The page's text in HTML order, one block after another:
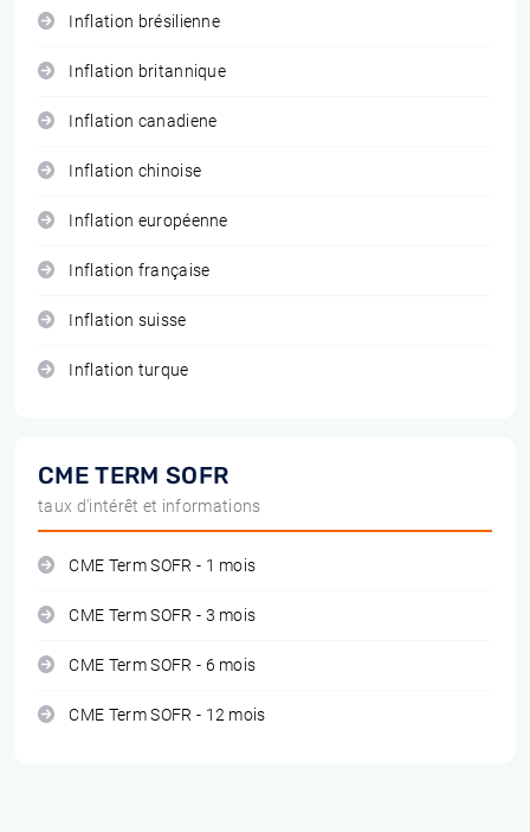
Inflation brésilienne
Inflation britannique
Inflation canadiene
Inflation chinoise
Inflation européenne
Inflation française
Inflation suisse
Inflation turque
CME TERM SOFR
taux d'intérêt et informations
CME Term SOFR - 1 mois
CME Term SOFR - 3 mois
CME Term SOFR - 6 mois
CME Term SOFR - 12 mois